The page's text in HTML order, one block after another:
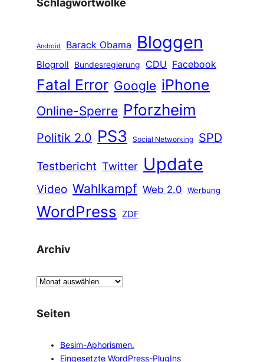
Android Barack Obama Bloggen
Blogroll Bundesregierung CDU Facebook
Fatal Error Google iPhone
Online-Sperre Pforzheim
Politik 2.0 PS3 Social Networking
SPD
Testbericht Twitter Update
Video Wahlkampf Web 2.0 Werbung
WordPress ZDF
Archiv
A
c
Seiten
Besim-Aphorismen.
Eingesetzte WordPress-PlugIns